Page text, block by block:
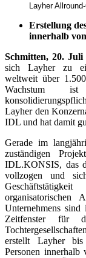
Layher
Erstellung
innerhalb
Schmitten, 20. Juli
sich Layher zu
weltweit über
Wachstum ist
Layher den
IDL und hat damit
Gerade im
zuständigen
IDL.KONSIS, das
vollzogen und
organisatorischen
Unternehmens sind
Zeitfenster für
erstellt Layher
Personen